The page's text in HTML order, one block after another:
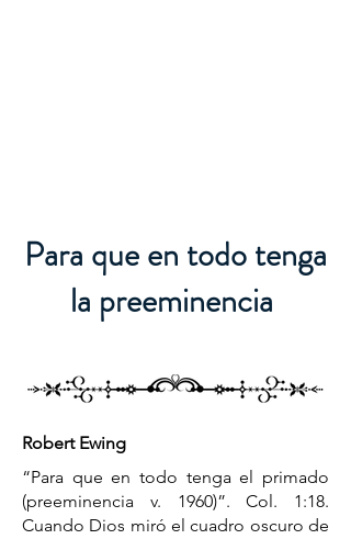
Para que en todo tenga
la preeminencia
Robert Ewing
“Para que en todo tenga el primado
(preeminencia v. 1960)”. Col. 1:18.
Cuando Dios miró el cuadro oscuro de